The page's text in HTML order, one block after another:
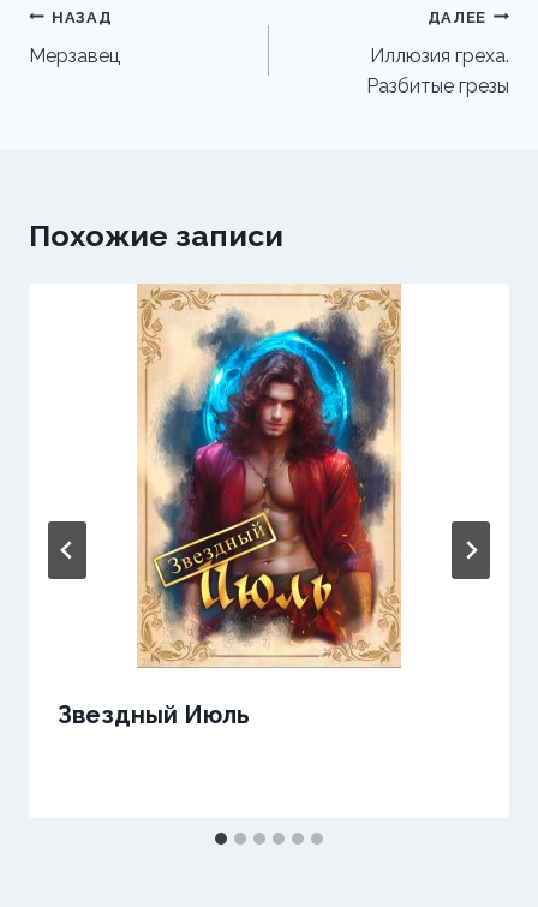
Навигация
по
НАЗАД
Мерзавец
ДАЛЕЕ
Иллюзия греха.
Разбитые грезы
Похожие записи
Звездный Июль